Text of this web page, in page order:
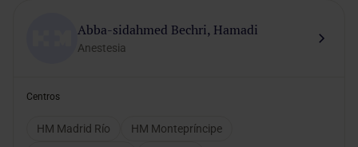
Abba-sidahmed Bechri, Hamadi
Anestesia
Centros
HM Madrid Río
HM Montepríncipe